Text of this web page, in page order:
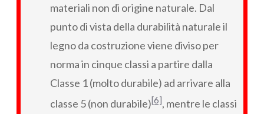
materiali non di origine naturale. Dal
punto di vista della durabilità naturale il
legno da costruzione viene diviso per
norma in cinque classi a partire dalla
Classe 1 (molto durabile) ad arrivare alla
classe 5 (non durabile)[6], mentre le classi